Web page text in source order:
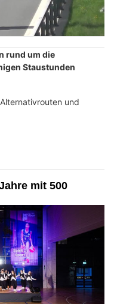
rund um die
Staustunden
und
mit 500